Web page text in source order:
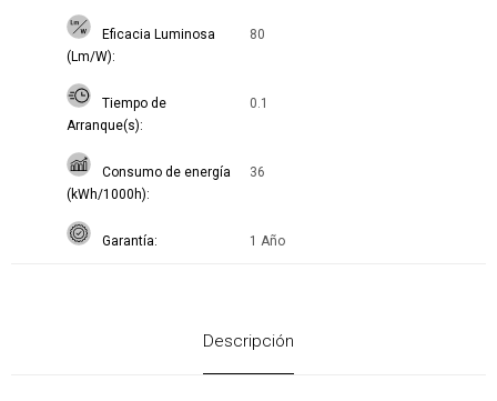
Eficacia Luminosa
(Lm/W)
80
Tiempo de
Arranque(s)
0.1
Consumo de energía
(kWh/1000h)
36
Garantía 1 Año
Descripción